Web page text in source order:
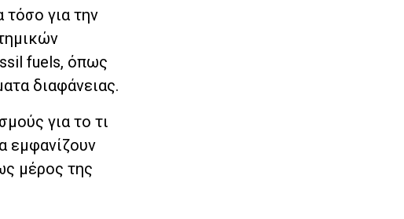
τόσο για την
fuels, όπως
διαφάνειας.
για το τι
εμφανίζουν
μέρος της